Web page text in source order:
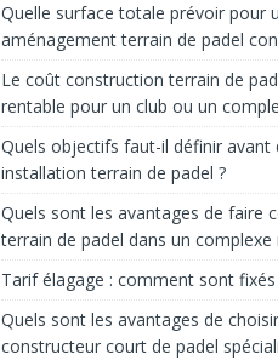
Quelle surface totale prévoir pour
aménagement terrain de padel
Le coût construction terrain de
rentable pour un club ou un
Quels objectifs faut-il définir avant
installation terrain de padel ?
Quels sont les avantages de faire
terrain de padel dans un
Tarif élagage : comment sont fixés
Quels sont les avantages de
constructeur court de padel